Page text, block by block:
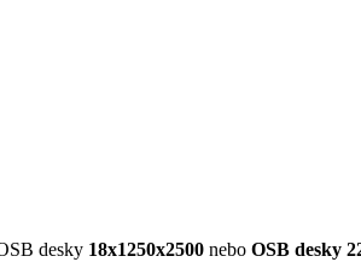
desky 18x1250x2500 nebo OSB desky